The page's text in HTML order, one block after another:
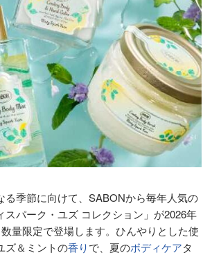
る季節に向けて、SABONから毎年人気の
スパーク・ユズ コレクション」が2026年
量限定で登場します。ひんやりとした使
ズ＆ミントの香りで、夏のボディケアタ